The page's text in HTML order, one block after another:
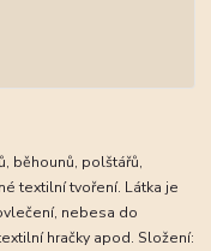
běhounů, polštářů,
textilní tvoření. Látka je
nebesa do
hračky apod. Složení: